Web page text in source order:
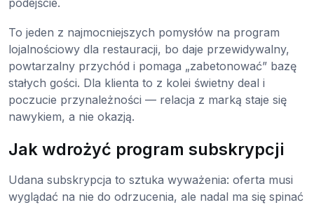
To jeden z najmocniejszych pomysłów na program
lojalnościowy dla restauracji, bo daje przewidywalny,
powtarzalny przychód i pomaga „zabetonować” bazę
stałych gości. Dla klienta to z kolei świetny deal i
poczucie przynależności — relacja z marką staje się
nawykiem, a nie okazją.
Jak wdrożyć program subskrypcji
Udana subskrypcja to sztuka wyważenia: oferta musi
wyglądać na nie do odrzucenia, ale nadal ma się spinać